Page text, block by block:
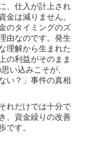
、仕入が計上され
金は減りません。
のタイミングのズ
由なのです。発生
理解から生まれた
の利益がそのまま
い込みこそが、
い？」事件の真相
れだけでは十分で
、資金繰りの改善
です。